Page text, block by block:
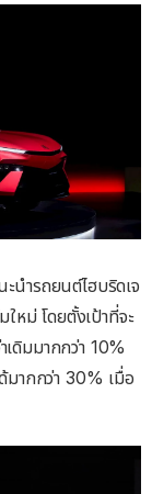
นำรถยนต์ไฮบริดเจ
หม่ โดยตั้งเป้าที่จะ
ดิมมากกว่า 10%
มากกว่า 30% เมื่อ